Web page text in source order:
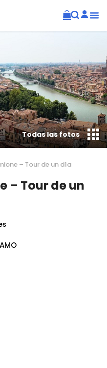
– Tour de un día
– Tour de un
Todas las fotos